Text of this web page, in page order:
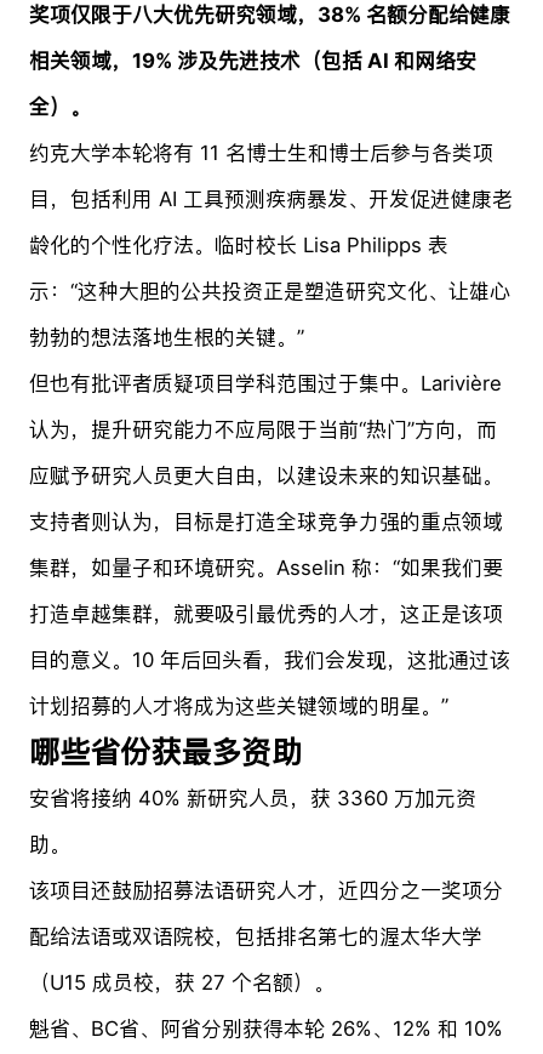
奖项仅限于八大优先研究领域，38% 名额分配给健康
相关领域，19% 涉及先进技术（包括 AI 和网络安
全）。
约克大学本轮将有 11 名博士生和博士后参与各类项
目，包括利用 AI 工具预测疾病暴发、开发促进健康老
龄化的个性化疗法。临时校长 Lisa Philipps 表
示：“这种大胆的公共投资正是塑造研究文化、让雄心
勃勃的想法落地生根的关键。”
但也有批评者质疑项目学科范围过于集中。Larivière
认为，提升研究能力不应局限于当前“热门”方向，而
应赋予研究人员更大自由，以建设未来的知识基础。
支持者则认为，目标是打造全球竞争力强的重点领域
集群，如量子和环境研究。Asselin 称：“如果我们要
打造卓越集群，就要吸引最优秀的人才，这正是该项
目的意义。10 年后回头看，我们会发现，这批通过该
计划招募的人才将成为这些关键领域的明星。”
哪些省份获最多资助
安省将接纳 40% 新研究人员，获 3360 万加元资
助。
该项目还鼓励招募法语研究人才，近四分之一奖项分
配给法语或双语院校，包括排名第七的渥太华大学
（U15 成员校，获 27 个名额）。
魁省、BC省、阿省分别获得本轮 26%、12% 和 10%